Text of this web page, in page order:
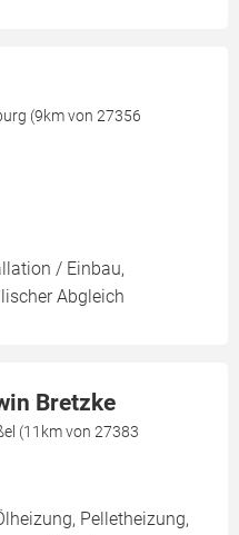
(9km von 27356
/ Einbau,
Abgleich
Bretzke
(11km von 27383
Pelletheizung,